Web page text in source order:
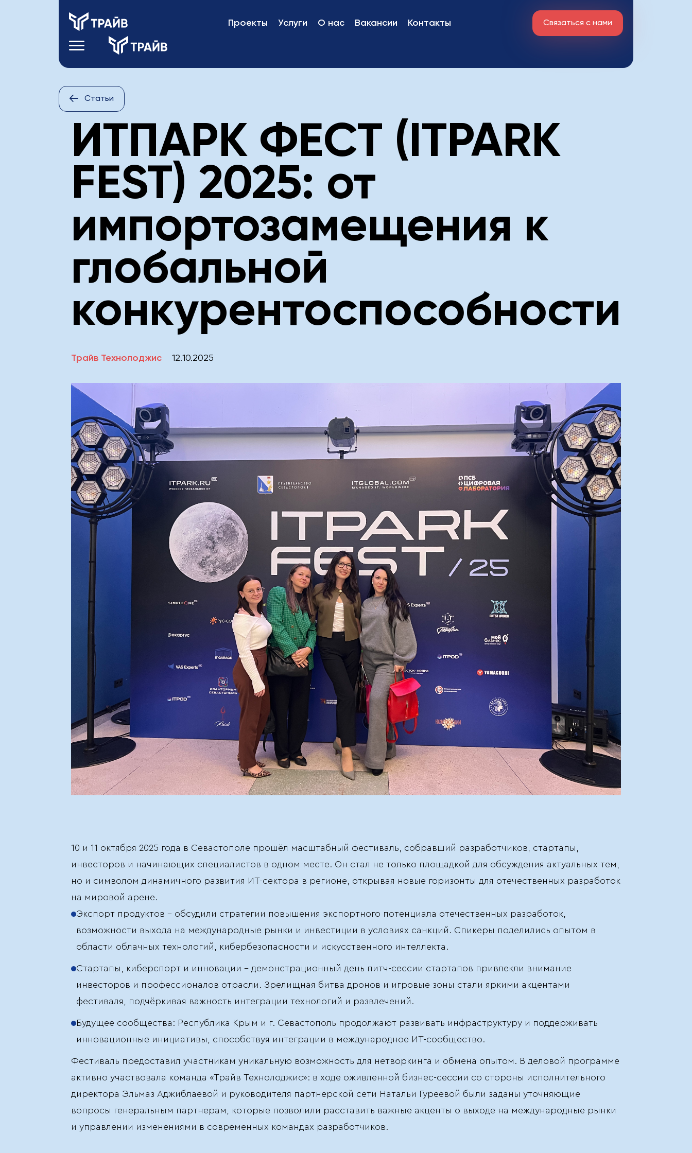
Проекты Услуги О нас Вакансии Контакты Связаться с нами
Статьи
ИТПАРК ФЕСТ (ITPARK
FEST) 2025: от
импортозамещения к
глобальной
конкурентоспособности
Трайв Технолоджис 12.10.2025
10 и 11 октября 2025 года в Севастополе прошёл масштабный фестиваль, собравший разработчиков, стартапы,
инвесторов и начинающих специалистов в одном месте. Он стал не только площадкой для обсуждения актуальных тем,
но и символом динамичного развития ИТ-сектора в регионе, открывая новые горизонты для отечественных разработок
на мировой арене.
Экспорт продуктов - обсудили стратегии повышения экспортного потенциала отечественных разработок,
возможности выхода на международные рынки и инвестиции в условиях санкций. Спикеры поделились опытом в
области облачных технологий, кибербезопасности и искусственного интеллекта.
Стартапы, киберспорт и инновации - демонстрационный день питч-сессии стартапов привлекли внимание
инвесторов и профессионалов отрасли. Зрелищная битва дронов и игровые зоны стали яркими акцентами
фестиваля, подчёркивая важность интеграции технологий и развлечений.
Будущее сообщества: Республика Крым и г. Севастополь продолжают развивать инфраструктуру и поддерживать
инновационные инициативы, способствуя интеграции в международное ИТ-сообщество.
Фестиваль предоставил участникам уникальную возможность для нетворкинга и обмена опытом. В деловой программе
активно участвовала команда «Трайв Технолоджис»: в ходе оживленной бизнес-сессии со стороны исполнительного
директора Эльмаз Аджиблаевой и руководителя партнерской сети Натальи Гуреевой были заданы уточняющие
вопросы генеральным партнерам, которые позволили расставить важные акценты о выходе на международные рынки
и управлении изменениями в современных командах разработчиков.